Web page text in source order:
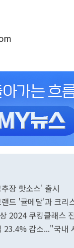
장 핫소스' 출시
드 '귤메달'과 크리
2024 쿠킹클래스
23.4% 감소..."국내